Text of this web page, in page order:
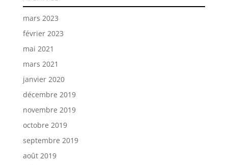
mars 2023
février 2023
mai 2021
mars 2021
janvier 2020
décembre 2019
novembre 2019
octobre 2019
septembre 2019
août 2019